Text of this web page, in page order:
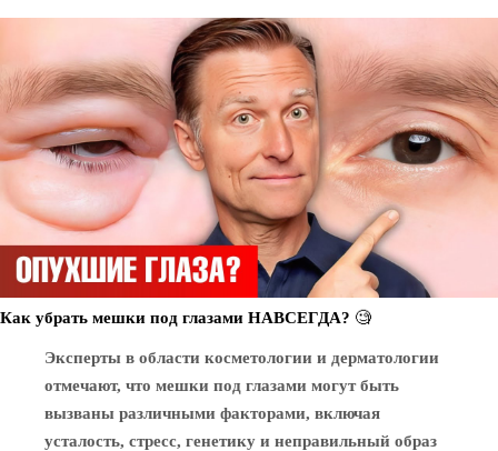
Как убрать мешки под глазами НАВСЕГДА? 🧐
Эксперты в области косметологии и дерматологии
отмечают, что мешки под глазами могут быть
вызваны различными факторами, включая
усталость, стресс, генетику и неправильный образ